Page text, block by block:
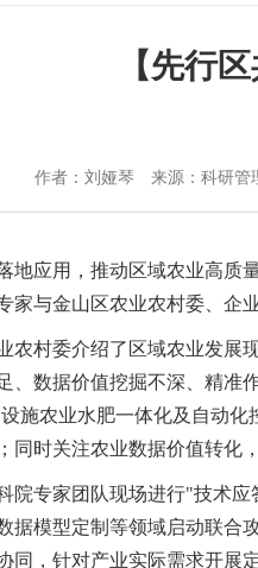
【先行
作者：刘娅琴 来源：科研管
地应用，推动区域农业高质
家与金山区农业农村委、
农村委介绍了区域农业发展
、数据价值挖掘不深、精准
施农业水肥一体化及自动
同时关注农业数据价值转
院专家团队现场进行"技术
据模型定制等领域启动联
同，针对产业实际需求开展